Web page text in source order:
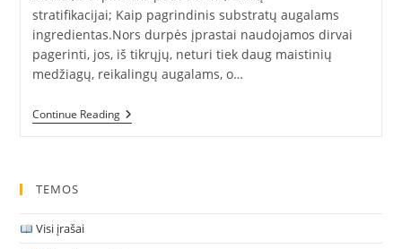
stratifikacijai; Kaip pagrindinis substratų augalams
ingredientas.Nors durpės įprastai naudojamos dirvai
pagerinti, jos, iš tikrųjų, neturi tiek daug maistinių
medžiagų, reikalingų augalams, o…
Continue ReadingKuo
Pakeisti
TEMOS
Visi įrašai